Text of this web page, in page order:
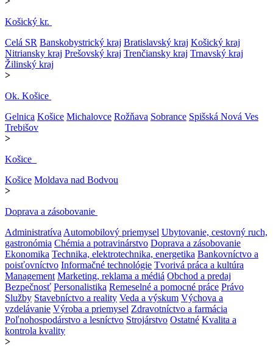
Košický kr.
Celá SR Banskobystrický kraj Bratislavský kraj Košický kraj
Nitriansky kraj Prešovský kraj Trenčiansky kraj Trnavský kraj
Žilinský kraj
>
Ok. Košice
Gelnica Košice Michalovce Rožňava Sobrance Spišská Nová Ves
Trebišov
>
Košice
Košice Moldava nad Bodvou
>
Doprava a zásobovanie
AdministratívaAutomobilový priemysel Ubytovanie, cestovný ruch,
gastronómia Chémia a potravinárstvo Doprava a zásobovanie
Ekonomika Technika, elektrotechnika, energetika Bankovníctvo a
poisťovníctvo Informačné technológie Tvorivá práca a kultúra
Management Marketing, reklama a médiá Obchod a predaj
Bezpečnosť Personalistika Remeselné a pomocné práce Právo
Služby Stavebníctvo a reality Veda a výskum Výchova a
vzdelávanie Výroba a priemysel Zdravotníctvo a farmácia
Poľnohospodárstvo a lesníctvo Strojárstvo Ostatné Kvalita a
kontrola kvality
>